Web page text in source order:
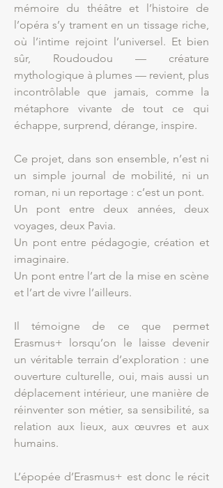
mémoire du théâtre et l’histoire de
l’opéra s’y trament en un tissage riche,
où l’intime rejoint l’universel. Et bien
sûr, Roudoudou — créature
mythologique à plumes — revient, plus
incontrôlable que jamais, comme la
métaphore vivante de tout ce qui
échappe, surprend, dérange, inspire.
Ce projet, dans son ensemble, n’est ni
un simple journal de mobilité, ni un
roman, ni un reportage : c’est un pont.
Un pont entre deux années, deux
voyages, deux Pavia.
Un pont entre pédagogie, création et
imaginaire.
Un pont entre l’art de la mise en scène
et l’art de vivre l’ailleurs.
Il témoigne de ce que permet
Erasmus+ lorsqu’on le laisse devenir
un véritable terrain d’exploration : une
ouverture culturelle, oui, mais aussi un
déplacement intérieur, une manière de
réinventer son métier, sa sensibilité, sa
relation aux lieux, aux œuvres et aux
humains.
L’épopée d’Erasmus+ est donc le récit